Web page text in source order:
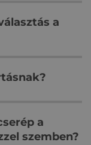
a
a
szemben?